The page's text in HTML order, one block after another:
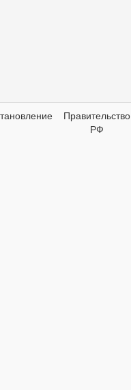
Правительство
РФ